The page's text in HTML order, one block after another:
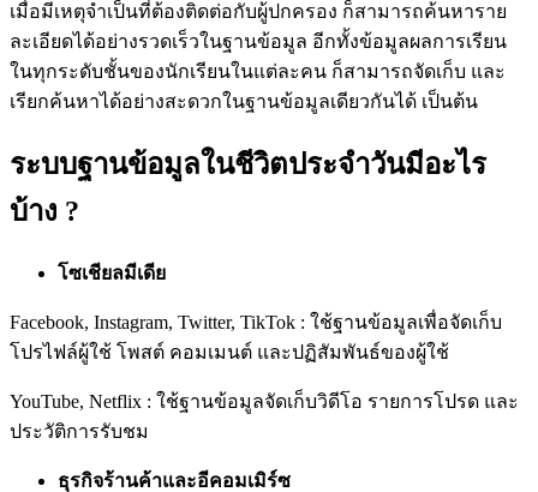
เมื่อมีเหตุจำเป็นที่ต้องติดต่อกับผู้ปกครอง ก็สามารถค้นหาราย
ละเอียดได้อย่างรวดเร็วในฐานข้อมูล อีกทั้งข้อมูลผลการเรียน
ในทุกระดับชั้นของนักเรียนในแต่ละคน ก็สามารถจัดเก็บ และ
เรียกค้นหาได้อย่างสะดวกในฐานข้อมูลเดียวกันได้ เป็นต้น
ระบบฐานข้อมูลในชีวิตประจำวันมีอะไร
บ้าง ?
โซเชียลมีเดีย
Facebook, Instagram, Twitter, TikTok : ใช้ฐานข้อมูลเพื่อจัดเก็บ
โปรไฟล์ผู้ใช้ โพสต์ คอมเมนต์ และปฏิสัมพันธ์ของผู้ใช้
YouTube, Netflix : ใช้ฐานข้อมูลจัดเก็บวิดีโอ รายการโปรด และ
ประวัติการรับชม
ธุรกิจร้านค้าและอีคอมเมิร์ซ